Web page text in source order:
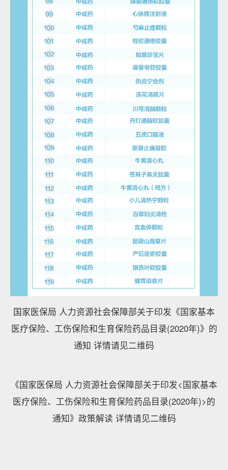
国家医保局 人力资源社会保障部关于印发《国家基本
医疗保险、工伤保险和生育保险药品目录(2020年)》的
通知 详情请见二维码
《国家医保局 人力资源社会保障部关于印发<国家基本
医疗保险、工伤保险和生育保险药品目录(2020年)>的
通知》政策解读 详情请见二维码